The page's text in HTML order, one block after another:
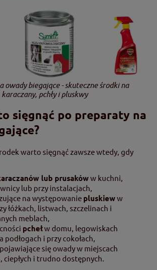
owady biegające - skuteczne środki na
karaczany, pchły i pluskwy
sięgnąć po preparaty na
warto sięgnąć zawsze wtedy, gdy
lub prusakóww kuchni,
lub przy instalacjach,
na występowanie pluskieww
łóżkach, listwach, szczelinach i
meblach,
pchełw domu, legowiskach
podłogach i przy cokołach,
się owady w miejscach
ciepłych i trudno dostępnych.